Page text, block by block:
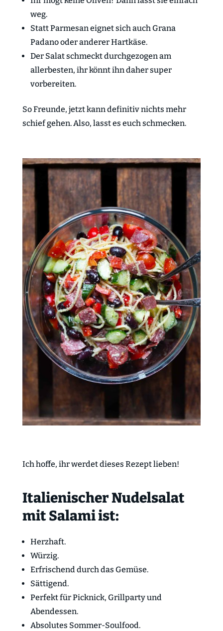
weg.
Statt Parmesan eignet sich auch Grana
Padano oder anderer Hartkäse.
Der Salat schmeckt durchgezogen am
allerbesten, ihr könnt ihn daher super
vorbereiten.
So Freunde, jetzt kann definitiv nichts mehr
schief gehen. Also, lasst es euch schmecken.
Ich hoffe, ihr werdet dieses Rezept lieben!
Italienischer Nudelsalat
mit Salami ist:
Herzhaft.
Würzig.
Erfrischend durch das Gemüse.
Sättigend.
Perfekt für Picknick, Grillparty und
Abendessen.
Absolutes Sommer-Soulfood.